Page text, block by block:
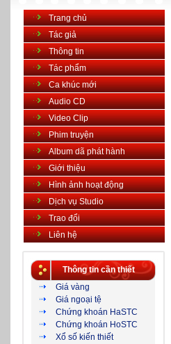
Trang chủ
Tác giả
Thông tin
Tác phẩm
Ca khúc mới
Audio CD
Video Clip
Phim truyện
Album dã phát hành
Giới thiệu
Hình ảnh hoạt động
Dịch vụ Studio
Trao đổi
Liên hệ
Thông tin cần thiết
Giá vàng
Giá ngoại tệ
Chứng khoán HaSTC
Chứng khoán HoSTC
Xổ số kiến thiết